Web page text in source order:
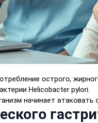
острого,
Helicobacter pylori.
начинает атаковать